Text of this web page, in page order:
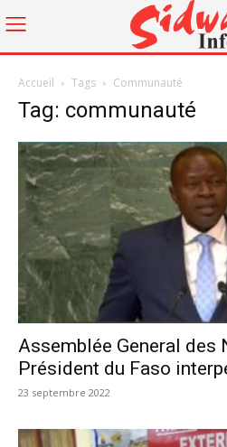
Accueil Tags Communauté
Tag: communauté
Assemblée General des
Président du Faso
23 septembre 2022